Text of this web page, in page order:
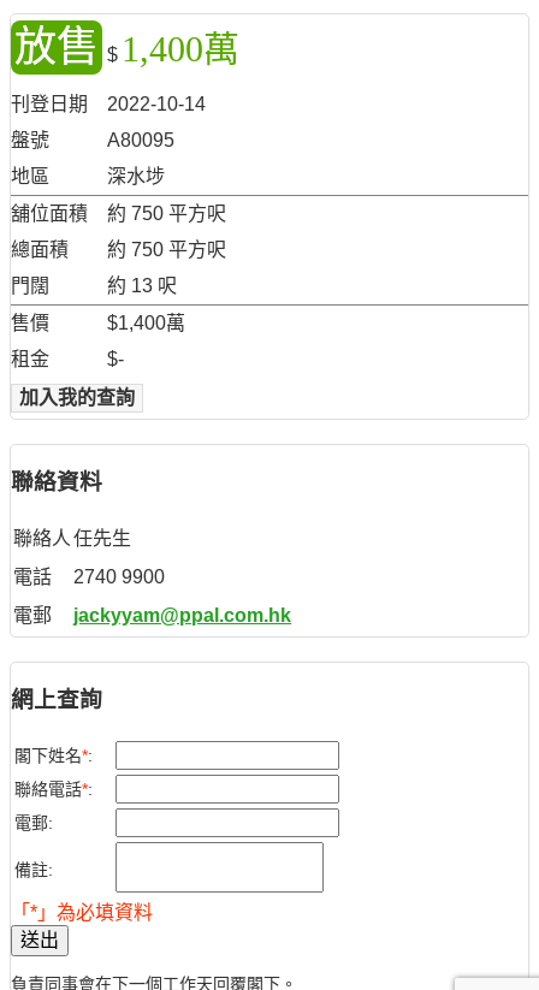
放售 $ 1,400萬
刊登日期
2022-10-14
盤號
A80095
地區
深水埗
舖位面積
約 750 平方呎
總面積
約 750 平方呎
門闊
約 13 呎
售價
$1,400萬
租金
$-
加入我的查詢
聯絡資料
聯絡人 任先生
電話
2740 9900
電郵
jackyyam@ppal.com.hk
網上查詢
閣下姓名*:
聯絡電話*:
電郵:
備註:
「*」為必填資料
送出
負責同事會在下一個工作天回覆閣下。